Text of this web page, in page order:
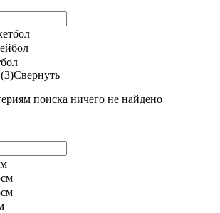
Свернуть
поиска ничего не найдено